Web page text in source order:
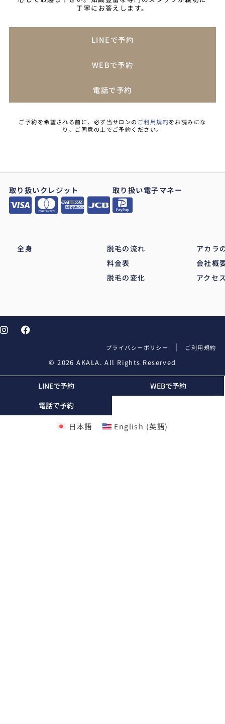
丁寧にお答えします。
LINEで予約
WEBで予約
電話で予約
ご予約を希望される前に、必ず当サロンのご利用規約をお読みにな
り、ご同意の上でご予約ください。
取り扱いクレジット 取り扱い電子マネー
全身
脱毛の流れ
料金表
脱毛の変化
アカラ
会社概
アクセ
© 2026 AKALA. All Rights Reserved
プライバシーポリシー ご利用規約
LINEで予約
WEBで予約
電話で予約
日本語 English (英語)